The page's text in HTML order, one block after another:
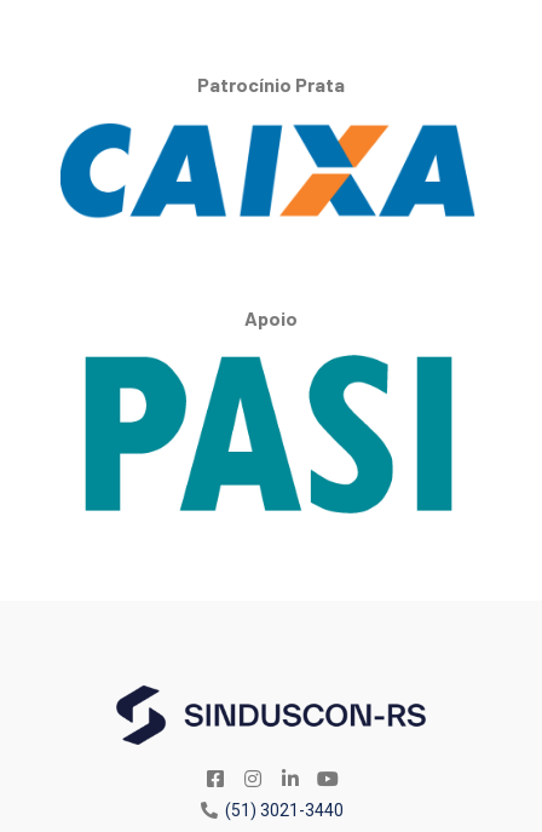
Patrocínio Prata
Apoio
(51) 3021-3440